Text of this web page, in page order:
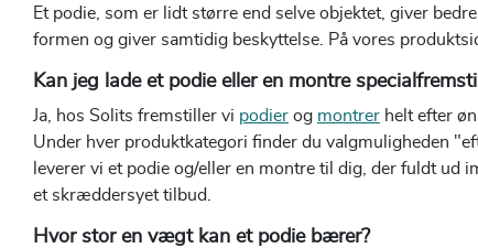
Et podie, som er lidt større end selve objektet, giver
formen og giver samtidig beskyttelse. På vores
Kan jeg lade et podie eller en montre
Ja, hos Solits fremstiller vi podier og montrer helt efter
Under hver produktkategori finder du valgmuligheden
leverer vi et podie og/eller en montre til dig, der fuldt ud
et skræddersyet tilbud.
Hvor stor en vægt kan et podie bærer?